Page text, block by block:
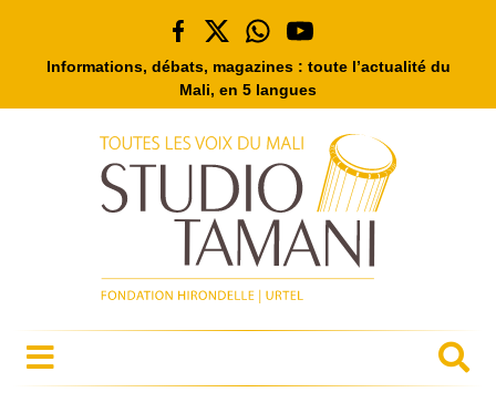
Informations, débats, magazines : toute l’actualité du
Mali, en 5 langues